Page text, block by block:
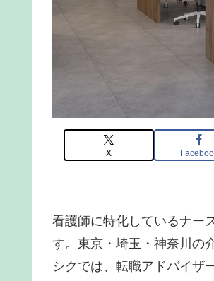
X
看護師に特化しているナー
す。東京・埼玉・神奈川の
シクでは、転職アドバイザ